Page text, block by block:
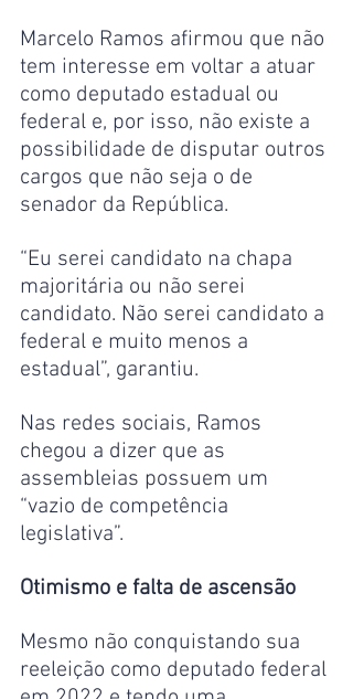
Marcelo Ramos afirmou que não
tem interesse em voltar a atuar
como deputado estadual ou
federal e, por isso, não existe a
possibilidade de disputar outros
cargos que não seja o de
senador da República.
“Eu serei candidato na chapa
majoritária ou não serei
candidato. Não serei candidato a
federal e muito menos a
estadual”, garantiu.
Nas redes sociais, Ramos
chegou a dizer que as
assembleias possuem um
“vazio de competência
legislativa”.
Otimismo e falta de ascensão
Mesmo não conquistando sua
reeleição como deputado federal